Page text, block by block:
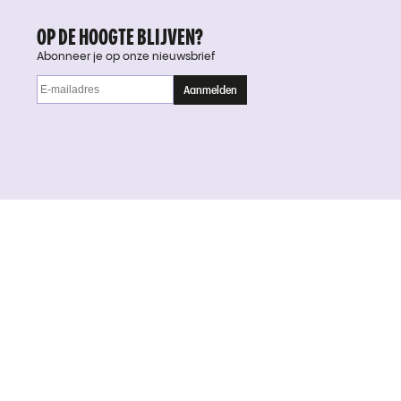
OP DE HOOGTE BLIJVEN?
Abonneer je op onze nieuwsbrief